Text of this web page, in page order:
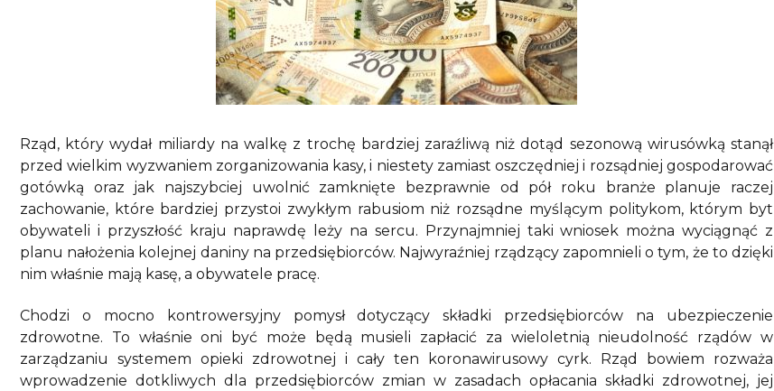
Rząd, który wydał miliardy na walkę z trochę bardziej zaraźliwą niż dotąd sezonową wirusówką stanął
przed wielkim wyzwaniem zorganizowania kasy, i niestety zamiast oszczędniej i rozsądniej gospodarować
gotówką oraz jak najszybciej uwolnić zamknięte bezprawnie od pół roku branże planuje raczej
zachowanie, które bardziej przystoi zwykłym rabusiom niż rozsądne myślącym politykom, którym byt
obywateli i przyszłość kraju naprawdę leży na sercu. Przynajmniej taki wniosek można wyciągnąć z
planu nałożenia kolejnej daniny na przedsiębiorców. Najwyraźniej rządzący zapomnieli o tym, że to dzięki
nim właśnie mają kasę, a obywatele pracę.
Chodzi o mocno kontrowersyjny pomysł dotyczący składki przedsiębiorców na ubezpieczenie
zdrowotne. To właśnie oni być może będą musieli zapłacić za wieloletnią nieudolność rządów w
zarządzaniu systemem opieki zdrowotnej i cały ten koronawirusowy cyrk. Rząd bowiem rozważa
wprowadzenie dotkliwych dla przedsiębiorców zmian w zasadach opłacania składki zdrowotnej, jej